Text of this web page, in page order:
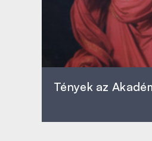
Tények az